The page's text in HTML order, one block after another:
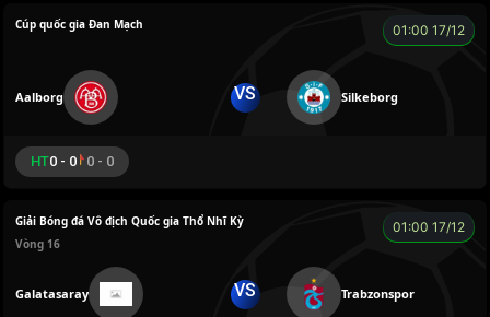
Cúp quốc gia Đan Mạch 01:00 17/12
Aalborg VS Silkeborg
HT0 - 0 0 - 0
Giải Bóng đá Vô địch Quốc gia Thổ Nhĩ Kỳ
Vòng 16
01:00 17/12
Galatasaray VS Trabzonspor